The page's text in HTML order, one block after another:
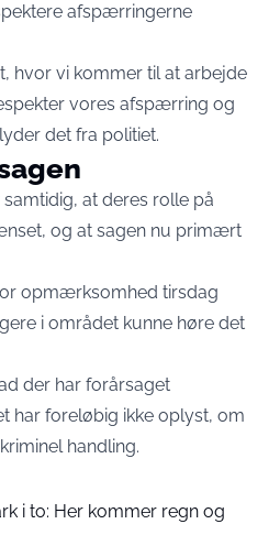
afspærringerne
hvor vi kommer til at arbejde
vores afspærring og
det fra politiet.
at deres rolle på
og at sagen nu primært
opmærksomhed tirsdag
i området kunne høre det
der har forårsaget
har foreløbig ikke oplyst, om
handling.
i to: Her kommer regn og